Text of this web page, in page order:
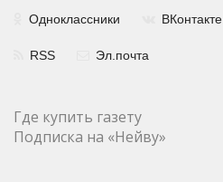
Одноклассники ВКонтакте
RSS Эл.почта
Где купить газету
Подписка на «Нейву»